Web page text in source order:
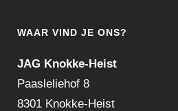
WAAR VIND JE ONS?
JAG Knokke-Heist
Paasleliehof 8
8301 Knokke-Heist